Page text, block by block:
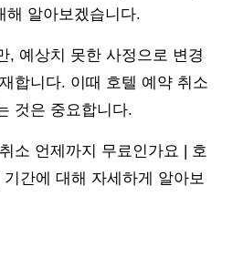
해 알아보겠습니다.
, 예상치 못한 사정으로 변경
합니다. 이때 호텔 예약 취소
것은 중요합니다.
소 언제까지 무료인가요 | 호
간에 대해 자세하게 알아보